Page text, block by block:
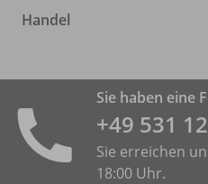
Handel
Sie haben eine
+49 531
Sie erreichen
18:00 Uhr.